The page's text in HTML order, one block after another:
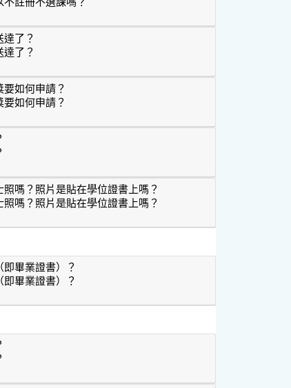
以不註冊不選課嗎？
了？
了？
送達了？
如何申請？
如何申請？
獎要如何申請？
？
嗎？照片是貼在學位證書上嗎？
嗎？照片是貼在學位證書上嗎？
士照嗎？照片是貼在學位證書上嗎？
畢業證書）？
畢業證書）？
（即畢業證書）？
？